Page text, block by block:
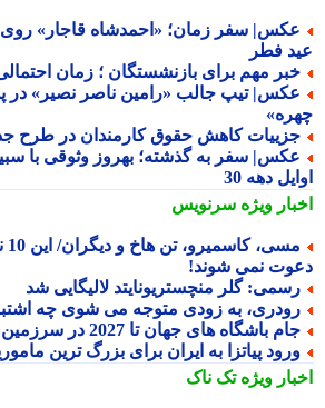
سفر زمان؛ «احمدشاه قاجار» روی
فطر
مهم برای بازنشستگان ؛ زمان احتمالی
تیپ جالب «رامین ناصر نصیر» در
کاهش حقوق کارمندان در طرح جدید
سفر به گذشته؛ بهروز وثوقی با سبیل و
دهه 30
ویژهسرنویس
مسی،
نمی شوند!
گلر منچستریونایتد لالیگایی شد
به زودی متوجه می شوی چه
باشگاه های جهان تا 2027 در سرزمین والیبال
پیاتزا به ایران برای بزرگ ترین
ویژهتک ناک